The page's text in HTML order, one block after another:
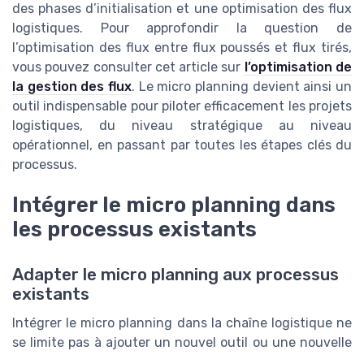
des phases d’initialisation et une optimisation des flux
logistiques. Pour approfondir la question de
l’optimisation des flux entre flux poussés et flux tirés,
vous pouvez consulter cet article sur l’optimisation de
la gestion des flux. Le micro planning devient ainsi un
outil indispensable pour piloter efficacement les projets
logistiques, du niveau stratégique au niveau
opérationnel, en passant par toutes les étapes clés du
processus.
Intégrer le micro planning dans
les processus existants
Adapter le micro planning aux processus
existants
Intégrer le micro planning dans la chaîne logistique ne
se limite pas à ajouter un nouvel outil ou une nouvelle